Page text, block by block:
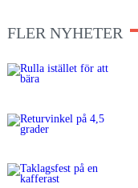
FLER NYHETER